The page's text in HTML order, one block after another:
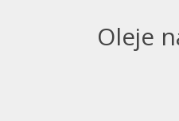
Oleje